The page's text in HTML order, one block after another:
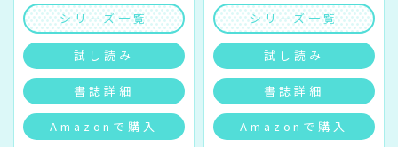
シリーズ一覧
試し読み
書誌詳細
Amazonで購入
シリーズ一覧
試し読み
書誌詳細
Amazonで購入